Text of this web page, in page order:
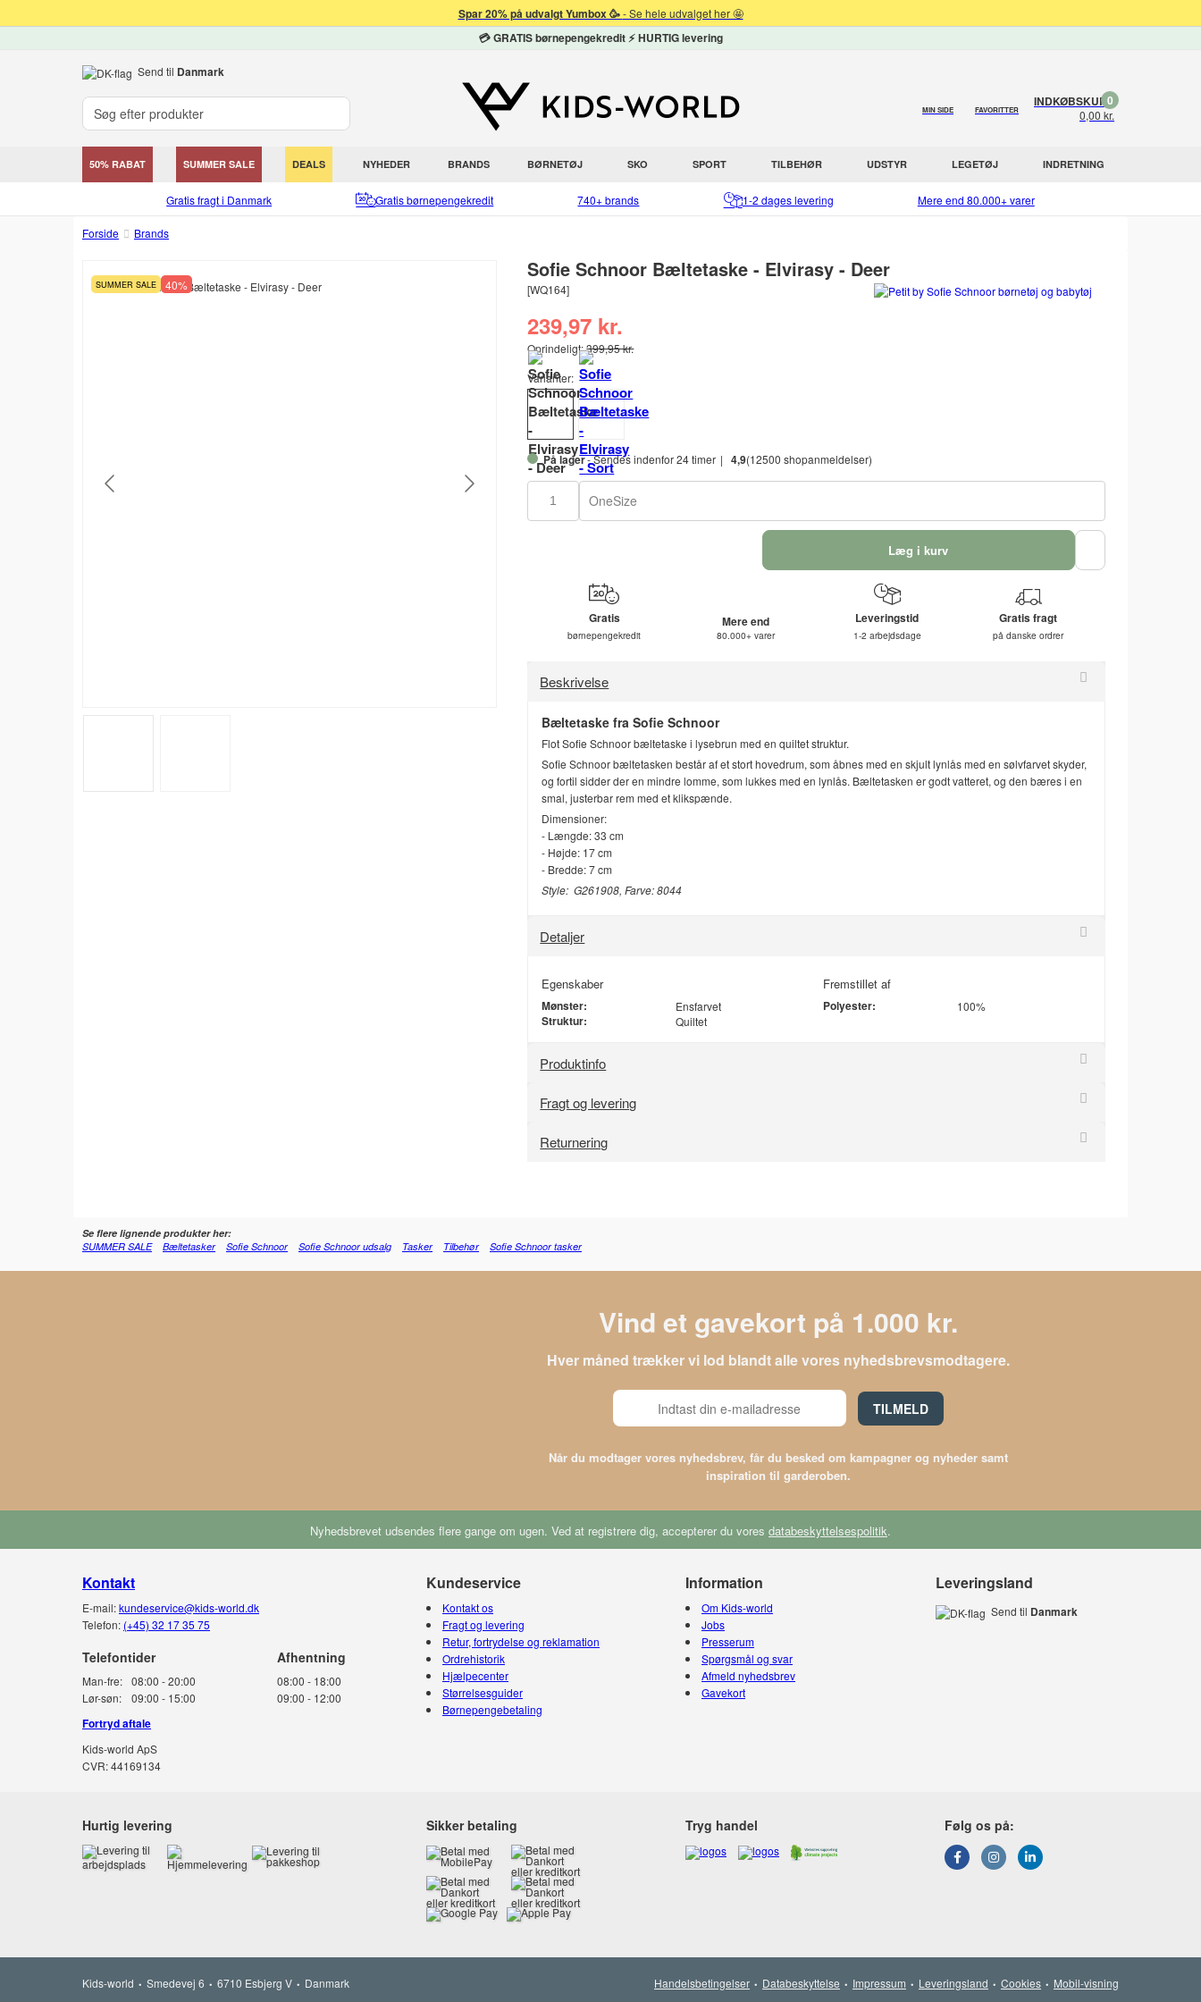
Spar 20% på udvalgt Yumbox 🥳- Se hele udvalget her 🤩
💳 GRATIS børnepengekredit ⚡ HURTIG levering
Send til Danmark
MIN SIDE FAVORITTER
INDKØBSKURV
0,00 kr.
0
50% RABAT SUMMER SALE DEALS NYHEDER BRANDS BØRNETØJ SKO SPORT TILBEHØR UDSTYR LEGETØJ INDRETNING
Gratis fragt i Danmark Gratis børnepengekredit 740+ brands 1-2 dages levering Mere end 80.000+ varer
Forside Brands
SUMMER SALE 40%
Sofie Schnoor Bæltetaske - Elvirasy - Deer
[WQ164]
239,97 kr.
Oprindeligt:399,95 kr.
Varianter:
På lager- Sendes indenfor 24 timer 4,9(12500 shopanmeldelser)
OneSize
Læg i kurv
Gratis
børnepengekredit
Mere end
80.000+ varer
Leveringstid
1-2 arbejdsdage
Gratis fragt
på danske ordrer
Beskrivelse
Bæltetaske fra Sofie Schnoor
Flot Sofie Schnoor bæltetaske i lysebrun med en quiltet struktur.
Sofie Schnoor bæltetasken består af et stort hovedrum, som åbnes med en skjult lynlås med en sølvfarvet skyder,
og fortil sidder der en mindre lomme, som lukkes med en lynlås. Bæltetasken er godt vatteret, og den bæres i en
smal, justerbar rem med et klikspænde.
Dimensioner:
- Længde: 33 cm
- Højde: 17 cm
- Bredde: 7 cm
Style: G261908, Farve: 8044
Detaljer
Egenskaber
Mønster: Ensfarvet
Struktur: Quiltet
Fremstillet af
Polyester: 100%
Produktinfo
Fragt og levering
Returnering
Se flere lignende produkter her:
SUMMER SALE
Bæltetasker Sofie Schnoor Sofie Schnoor udsalg Tasker Tilbehør Sofie Schnoor tasker
Vind et gavekort på 1.000 kr.
Hver måned trækker vi lod blandt alle vores nyhedsbrevsmodtagere.
TILMELD
Når du modtager vores nyhedsbrev, får du besked om kampagner og nyheder samt
inspiration til garderoben.
Nyhedsbrevet udsendes flere gange om ugen. Ved at registrere dig, accepterer du vores databeskyttelsespolitik.
Kontakt
E-mail:kundeservice@kids-world.dk
Telefon: (+45) 32 17 35 75
Telefontider
Man-fre: 08:00 - 20:00
Lør-søn:
09:00 - 15:00
08:00 - 18:00
09:00 - 12:00
Fortryd aftale
Kids-world ApS
CVR: 44169134
Kundeservice
Kontakt os
Fragt og levering
Retur, fortrydelse og reklamation
Ordrehistorik
Hjælpecenter
Størrelsesguider
Børnepengebetaling
Information
Om Kids-world
Jobs
Presserum
Spørgsmål og svar
Afmeld nyhedsbrev
Gavekort
Leveringsland
Send til Danmark
Sikker betaling
Hurtig levering Tryg handel Følg os på:
Handelsbetingelser Databeskyttelse Impressum Leveringsland Cookies Mobil-visning
Kids-world Smedevej 6 6710 Esbjerg V Danmark